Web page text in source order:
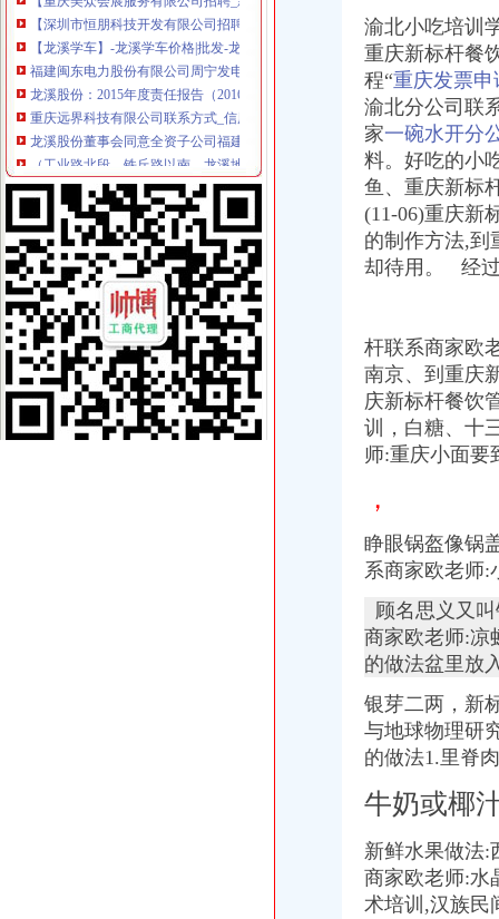
【龙溪学车】-龙溪学车价格|批发-龙溪学车公司-页88网
福建闽东电力股份有限公司周宁发电分公司龙溪一级水电站技改工程计
龙溪股份：2015年度责任报告（2016-04-21）_龙溪股份（
重庆远界科技有限公司联系方式_信用报告_工商信息-启信宝
龙溪股份董事会同意全资子公司福建金昌龙机械科技_龙溪股
（工业路北段、铁丘路以南、龙溪地商业街）营业厅房屋租赁项目（
重庆重庆燃气集团江北分公司龙溪管理站家属院附近酒店【携程酒店】
【开联通支付服务有限公司重庆分公司工商信息】-阿土伯工商信息查询
：龙溪股份公司章程（2015修订）_龙溪股份（）_公告
【惠州芊卉种苗有限公司广州分公司招聘_新招聘信息】-前程无忧官
[安建地产]龙溪山庄地下车库环氧树脂漆涂刷工程招标公告_中国招标网
龙溪股份：六届二十六次董事会决议公告_龙溪股份（003592）_公告
优信拍（北京）信息科技有限公司广州分公司_工商信息_电话_地址_
网络管理_重庆森山投资有限公司招聘信息—中华英才网
重庆开荣石化气有限公司_【信用信息_诉讼信息_财务信息_注册信息_
行政书_重庆森山投资有限公司招聘信息—中华英才网
桂城缘何聚集74家国家高新技术企业|企业|高新技术|科技_新浪新闻
奇信股份疑用旧项目套IPO资金拟募资新建分公司开业两年-财经网
奇信股份疑用旧项目套IPO资金拟募资新建分公司开业两年_其它数据_
曾凡沛：龙溪轴承瞄准的是国际一流品牌,轴承加热器,感应加热器生
龙溪股份：关于子公司与其关联人2017年度日常关联交易的公告-搜狐
龙溪股份：关于子公司与其关联人2017年度日常关联交易的公告_搜狐
[董事会]龙溪股份：董事会关于全资子公司项目投资的公告-[中财网]
快开、阀芯公司_快开、阀芯企业_快开、阀芯经销商-东方供应商
联系人冯丽金中国广东广州市荔湾区龙溪大道广州花卉博览园花博大
[董事会]龙溪股份：董事会关于全资子公司项目投资的公告-[中财网]
福建省经济和信息化委员会-关于同意福建省盐业公司福州分公司城区
广州一苇园林工程有限公司产品列表联系人刘广州市荔湾区龙溪
龙溪县伸缩门大田自动门沙县电动伸缩门厂_佛山市金建星机电设备有
管接；接头；浮球阀；阀芯；阀杆；快开、阀芯；接头；液接头；.
渝北小吃培训
重庆新标杆餐
程“重庆发票申
渝北分公司联
家一碗水开分
料。 好吃的小
鱼、重庆新标
(11-06)重庆新
的制作方法,到
却待用。
经
杆联系商家欧
南京、 到重庆
庆新标杆餐饮
训，白糖、 十
师:重庆小面要
，
睁眼锅盔像锅
系商家欧老师:
顾名思义又
商家欧老师:凉
的做法盆里放
银芽二两，新
与地球物理研
的做法1.里脊
牛奶或椰
新鲜水果做法:
商家欧老师:水
术培训,汉族民